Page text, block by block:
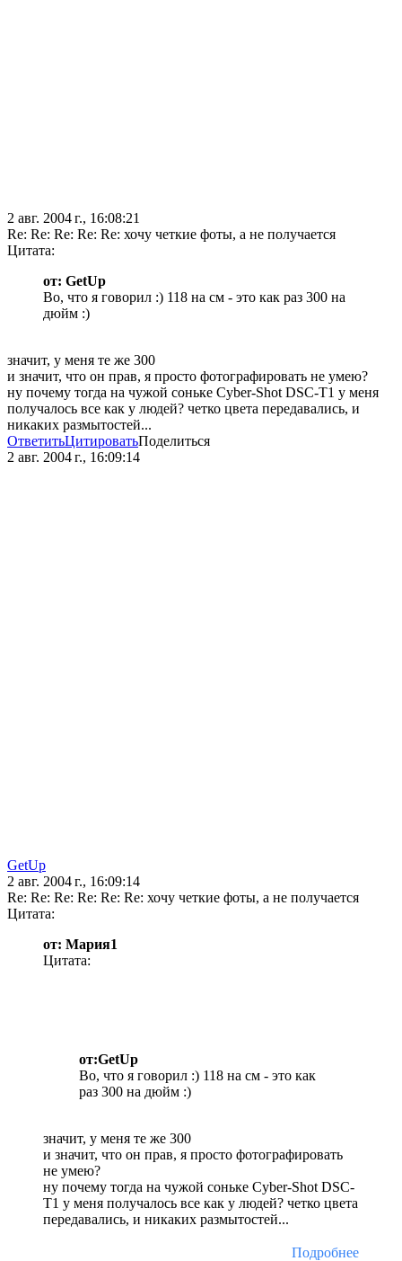
2 авг. 2004 г., 16:08:21
Re: Re: Re: Re: Re: хочу четкие фоты, а не получается
Цитата:
от: GetUp
Во, что я говорил :) 118 на см - это как раз 300 на
дюйм :)
значит, у меня те же 300
и значит, что он прав, я просто фотографировать не умею?
ну почему тогда на чужой соньке Cyber-Shot DSC-T1 у меня
получалось все как у людей? четко цвета передавались, и
никаких размытостей...
ОтветитьЦитироватьПоделиться
2 авг. 2004 г., 16:09:14
GetUp
2 авг. 2004 г., 16:09:14
Re: Re: Re: Re: Re: Re: хочу четкие фоты, а не получается
Цитата:
от: Мария1
Цитата:
от:GetUp
Во, что я говорил :) 118 на см - это как
раз 300 на дюйм :)
значит, у меня те же 300
и значит, что он прав, я просто фотографировать
не умею?
ну почему тогда на чужой соньке Cyber-Shot DSC-
T1 у меня получалось все как у людей? четко цвета
передавались, и никаких размытостей...
Подробнее